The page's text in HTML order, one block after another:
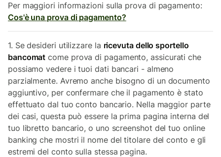
Per maggiori informazioni sulla prova di pagamento:
Cos'è una prova di pagamento?
1. Se desideri utilizzare la ricevuta dello sportello
bancomat come prova di pagamento, assicurati che
possiamo vedere i tuoi dati bancari - almeno
parzialmente. Avremo anche bisogno di un documento
aggiuntivo, per confermare che il pagamento è stato
effettuato dal tuo conto bancario. Nella maggior parte
dei casi, questa può essere la prima pagina interna del
tuo libretto bancario, o uno screenshot del tuo online
banking che mostri il nome del titolare del conto e gli
estremi del conto sulla stessa pagina.